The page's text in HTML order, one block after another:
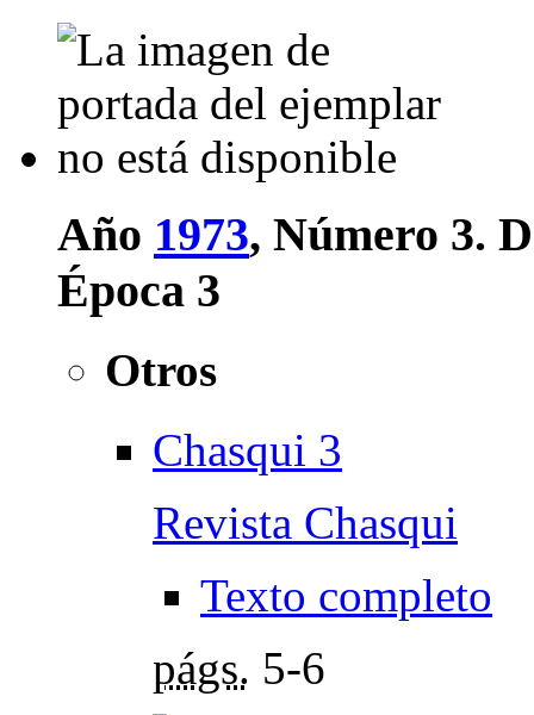
Año 1973, Número 3.
Época 3
Otros
Chasqui 3
Revista Chasqui
Texto completo
págs. 5-6